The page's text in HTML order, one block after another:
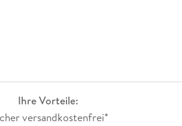
Ihre Vorteile:
versandkostenfrei*